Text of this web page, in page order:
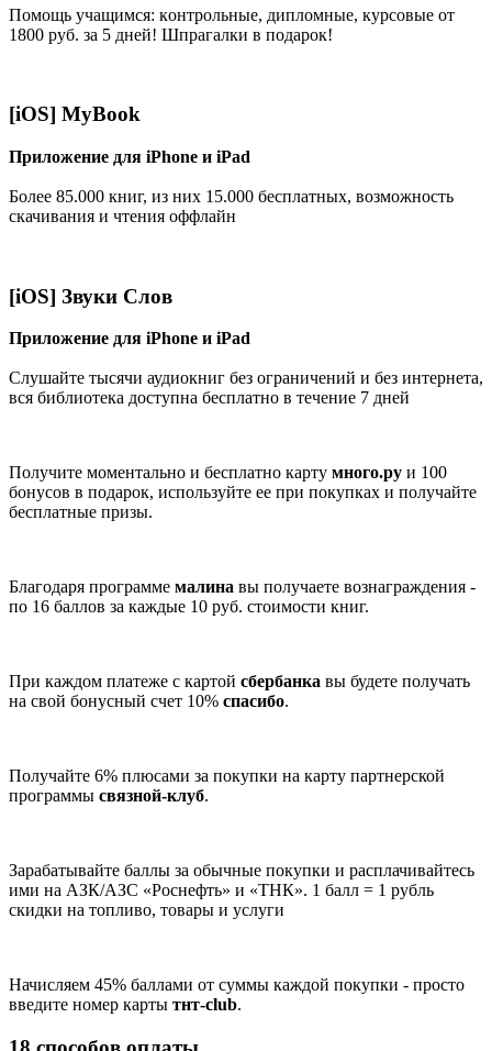
Помощь учащимся: кoнтрoльные, диплoмные, курсoвые от
1800 руб. за 5 дней! Шпрагалки в подарок!
[iOS] MyBook
Приложение для iPhone и iPad
Более 85.000 книг, из них 15.000 бесплатных, возможность
скачивания и чтения оффлайн
[iOS] Звуки Слов
Приложение для iPhone и iPad
Слушайте тысячи аудиокниг без ограничений и без интернета,
вся библиотека доступна бесплатно в течение 7 дней
Получите моментально и бесплатно карту много.ру и 100
бонусов в подарок, используйте ее при покупках и получайте
бесплатные призы.
Благодаря программе малина вы получаете вознаграждения -
по 16 баллов за каждые 10 руб. стоимости книг.
При каждом платеже с картой сбербанка вы будете получать
на свой бонусный счет 10% спасибо.
Получайте 6% плюсами за покупки на карту партнерской
программы связной-клуб.
Зарабатывайте баллы за обычные покупки и расплачивайтесь
ими на АЗК/АЗС «Роснефть» и «ТНК». 1 балл = 1 рубль
скидки на топливо, товары и услуги
Начисляем 45% баллами от суммы каждой покупки - просто
введите номер карты тнт-club.